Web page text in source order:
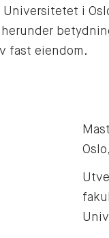
i
fast eiendom.